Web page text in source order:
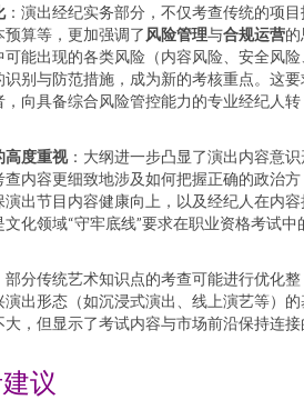
：演出经纪实务部分，不仅考查传统的项目
算等，更加强调了 风险管理与合规运营
能出现的各类风险（内容风险、安全风险
别与防范措施，成为新的考核重点。这要
向具备综合风险管控能力的专业经纪人转
高度重视：大纲进一步凸显了演出内容意识
内容更细致地涉及如何把握正确的政治方
出节目内容健康向上，以及经纪人在内容
化领域“守牢底线”要求在职业资格考试中
部分传统艺术知识点的考查可能进行优化整
出形态（如沉浸式演出、线上演艺等）的
，但显示了考试内容与市场前沿保持连接
议